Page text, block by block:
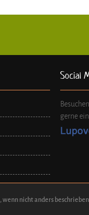
Social
gerne
wenn nicht anders beschrieben